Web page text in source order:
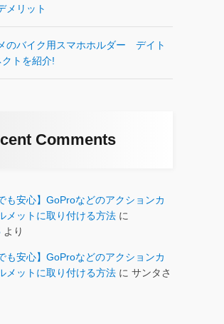
メリット
のバイク用スマホホルダー デイト
トを紹介!
Comments
も安心】GoProなどのアクションカ
メットに取り付ける方法 に
より
も安心】GoProなどのアクションカ
メットに取り付ける方法 に サンタさ